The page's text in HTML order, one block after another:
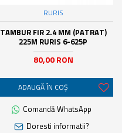
RURIS
TAMBUR FIR 2.4 MM (PATRAT)
225M RURIS 6-625P
80,00 RON
ADAUGĂ ÎN COŞ
Comandă WhatsApp
Doresti informatii?